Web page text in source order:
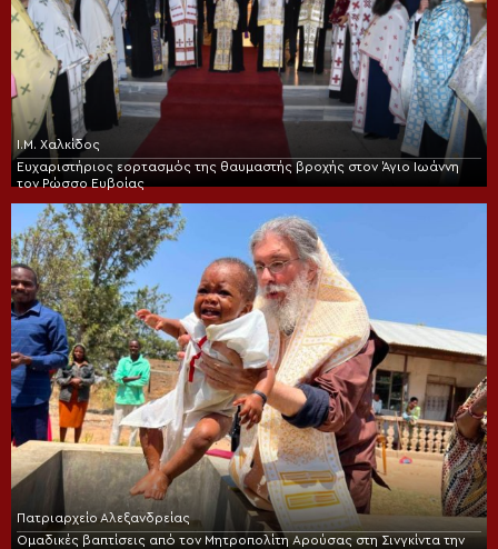
Ι.Μ. Χαλκίδος
Ευχαριστήριος εορτασμός της θαυμαστής βροχής στον Άγιο Ιωάννη
τον Ρώσσο Ευβοίας
Πατριαρχείο Αλεξανδρείας
Ομαδικές βαπτίσεις από τον Μητροπολίτη Αρούσας στη Σινγκίντα την